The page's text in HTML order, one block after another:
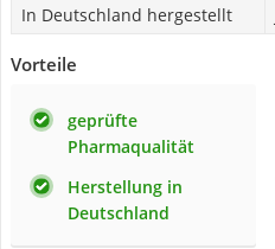
In Deutschland hergestellt
Vorteile
geprüfte
Pharmaqualität
Herstellung in
Deutschland